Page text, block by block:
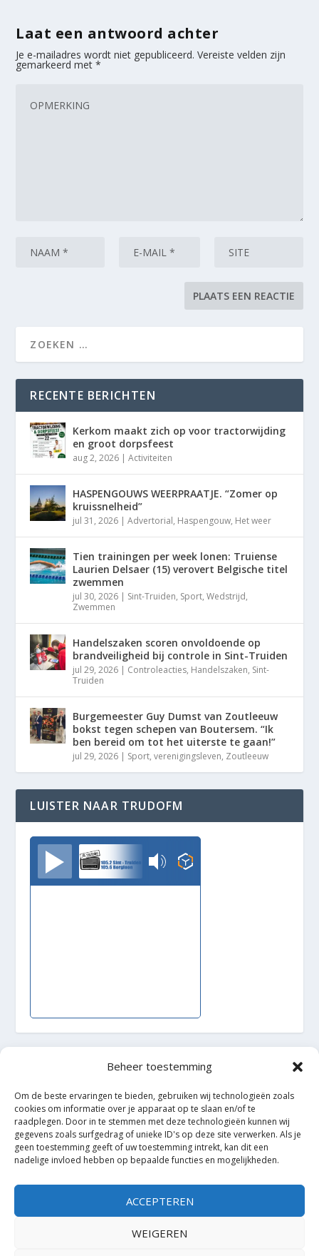
Beheer toestemming
Om de beste ervaringen te bieden, gebruiken wij technologieën zoals
cookies om informatie over je apparaat op te slaan en/of te
raadplegen. Door in te stemmen met deze technologieën kunnen wij
gegevens zoals surfgedrag of unieke ID's op deze site verwerken. Als je
geen toestemming geeft of uw toestemming intrekt, kan dit een
nadelige invloed hebben op bepaalde functies en mogelijkheden.
ACCEPTEREN
WEIGEREN
Laat een antwoord achter
Je e-mailadres wordt niet gepubliceerd. Vereiste velden zijn
gemarkeerd met*
RECENTE BERICHTEN
Kerkom maakt zich op voor tractorwijding
en groot dorpsfeest
aug 2, 2026 |Activiteiten
HASPENGOUWS WEERPRAATJE. “Zomer op
kruissnelheid”
jul 31, 2026 |Advertorial, Haspengouw, Het weer
Tien trainingen per week lonen: Truiense
Laurien Delsaer (15) verovert Belgische titel
zwemmen
jul 30, 2026 | Sint-Truiden, Sport,Wedstrijd,
Zwemmen
Handelszaken scoren onvoldoende op
brandveiligheid bij controle in Sint-Truiden
jul 29, 2026 | Controleacties, Handelszaken, Sint-
Truiden
Burgemeester Guy Dumst van Zoutleeuw
bokst tegen schepen van Boutersem. “Ik
ben bereid om tot het uiterste te gaan!”
jul 29, 2026 | Sport,verenigingsleven, Zoutleeuw
LUISTER NAAR TRUDOFM
TrudoFM
WordPress